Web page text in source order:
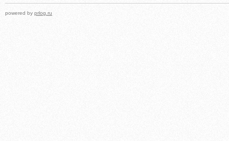
powered by prlog.ru